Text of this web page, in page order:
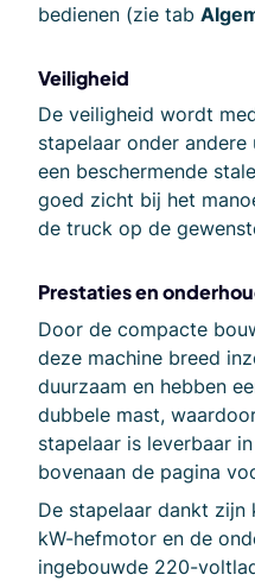
bedienen (zie tab
Veiligheid
De veiligheid wordt
stapelaar onder
een beschermende
goed zicht bij het
de truck op de
Prestaties en
Door de compacte
deze machine breed
duurzaam en hebben
dubbele mast,
stapelaar is leverbaar
bovenaan de pagina
De stapelaar dankt
kW-hefmotor en de
ingebouwde 220-